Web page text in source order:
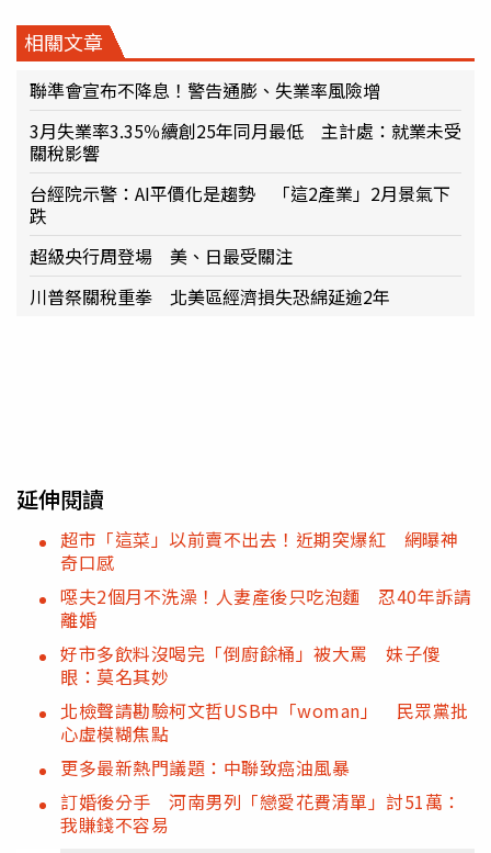
相關文章
聯準會宣布不降息！警告通膨、失業率風險增
3月失業率3.35％續創25年同月最低 主計處：就業未受
關稅影響
台經院示警：AI平價化是趨勢 「這2產業」2月景氣下
跌
超級央行周登場 美、日最受關注
川普祭關稅重拳 北美區經濟損失恐綿延逾2年
延伸閱讀
超市「這菜」以前賣不出去！近期突爆紅 網曝神
奇口感
噁夫2個月不洗澡！人妻產後只吃泡麵 忍40年訴請
離婚
好市多飲料沒喝完「倒廚餘桶」被大罵 妹子傻
眼：莫名其妙
北檢聲請勘驗柯文哲USB中「woman」 民眾黨批
心虛模糊焦點
更多最新熱門議題：中聯致癌油風暴
訂婚後分手 河南男列「戀愛花費清單」討51萬：
我賺錢不容易